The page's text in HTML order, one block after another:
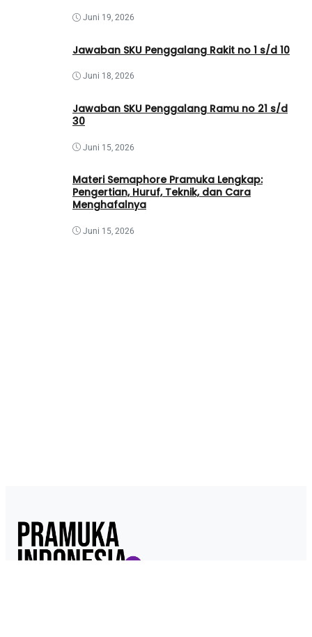
Juni 19, 2026
Jawaban SKU Penggalang Rakit no 1 s/d 10
Juni 18, 2026
Jawaban SKU Penggalang Ramu no 21 s/d
30
Juni 15, 2026
Materi Semaphore Pramuka Lengkap:
Pengertian, Huruf, Teknik, dan Cara
Menghafalnya
Juni 15, 2026